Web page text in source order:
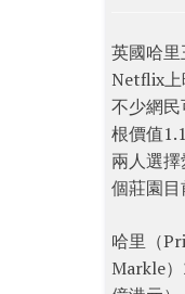
英國哈
Netflix上
不少網
根價值
兩人選
個莊園目
哈里（
Markle